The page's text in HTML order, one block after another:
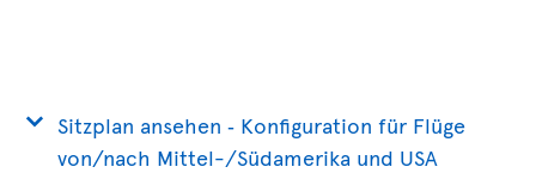
Sitzplan ansehen ‐ Konfiguration für Flüge
von/nach Mittel-/Südamerika und USA